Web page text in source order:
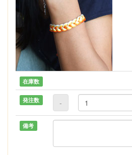
在庫数
発注数 -
備考